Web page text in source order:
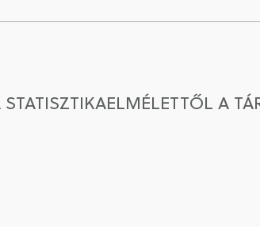
STATISZTIKAELMÉLETTŐL A